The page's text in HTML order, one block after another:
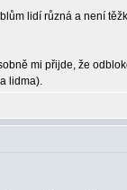
lidí různá a není
mi přijde, že
lidma).